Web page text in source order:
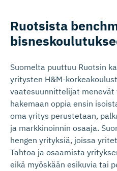
Ruotsista
Suomelta puuttuu Ruotsin
yritysten H&M-
vaatesuunnittelijat menevät
hakemaan oppia ensin
oma yritys perustetaan,
ja markkinoinnin osaaja.
hengen yrityksiä, joissa
Tahtoa ja osaamista
eikä myöskään esikuvia tai